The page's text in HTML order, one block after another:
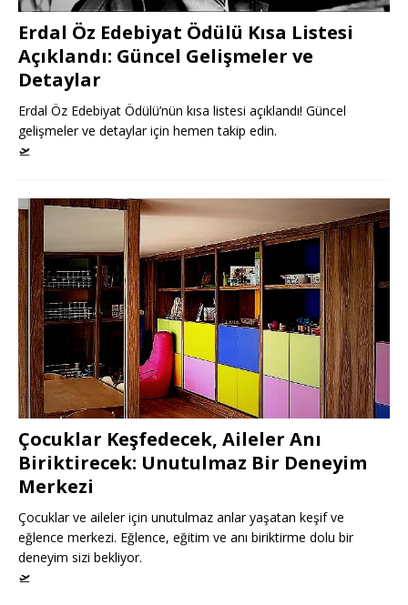
Erdal Öz Edebiyat Ödülü Kısa Listesi
Açıklandı: Güncel Gelişmeler ve
Detaylar
Erdal Öz Edebiyat Ödülü’nün kısa listesi açıklandı! Güncel
gelişmeler ve detaylar için hemen takip edin.
🛫
Çocuklar Keşfedecek, Aileler Anı
Biriktirecek: Unutulmaz Bir Deneyim
Merkezi
Çocuklar ve aileler için unutulmaz anlar yaşatan keşif ve
eğlence merkezi. Eğlence, eğitim ve anı biriktirme dolu bir
deneyim sizi bekliyor.
🛫